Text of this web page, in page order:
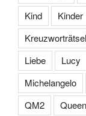
Kind
Kinder
Kreuzworträtsel
Liebe
Lucy
Michelangelo
QM2